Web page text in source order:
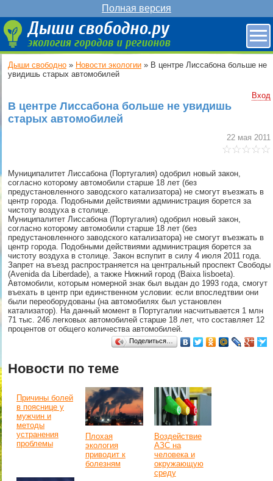
Полная версия
Дыши свободно » Новости экологии » В центре Лиссабона больше не
увидишь старых автомобилей
Вход
В центре Лиссабона больше не увидишь
старых автомобилей
22 мая 2011
Муниципалитет Лиссабона (Португалия) одобрил новый закон,
согласно которому автомобили старше 18 лет (без
предустановленного заводского катализатора) не смогут въезжать в
центр города. Подобными действиями администрация борется за
чистоту воздуха в столице.
Муниципалитет Лиссабона (Португалия) одобрил новый закон,
согласно которому автомобили старше 18 лет (без
предустановленного заводского катализатора) не смогут въезжать в
центр города. Подобными действиями администрация борется за
чистоту воздуха в столице. Закон вспупит в силу 4 июля 2011 года.
Запрет на въезд распространяется на центральный проспект Свободы
(Avenida da Liberdade), а также Нижний город (Baixa lisboeta).
Автомобили, которым номерной знак был выдан до 1993 года, смогут
въехать в центр при единственном условии: если впоследтвии они
были переоборудованы (на автомобилях был установлен
катализатор). На данный момент в Португалии насчитывается 1 млн
71 тыс. 246 легковых автомобилей старше 18 лет, что составляет 12
процентов от общего количества автомобилей.
Поделиться…
Новости по теме
Причины болей
в пояснице у
мужчин и
методы
устранения
проблемы
Плохая
экология
приводит к
болезням
Воздействие
АЗС на
человека и
окружающую
среду